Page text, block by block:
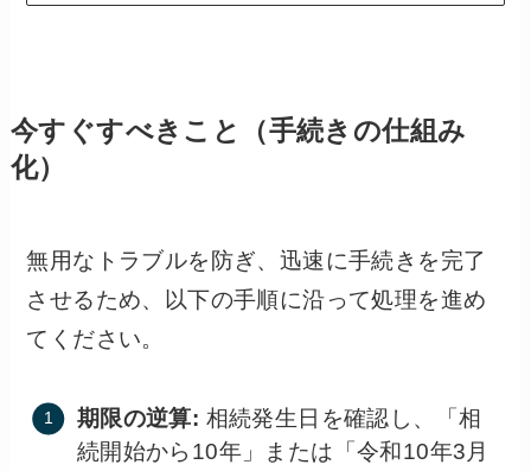
今すぐすべきこと（手続きの仕組み
化）
無用なトラブルを防ぎ、迅速に手続きを完了
させるため、以下の手順に沿って処理を進め
てください。
期限の逆算: 相続発生日を確認し、「相
続開始から10年」または「令和10年3月